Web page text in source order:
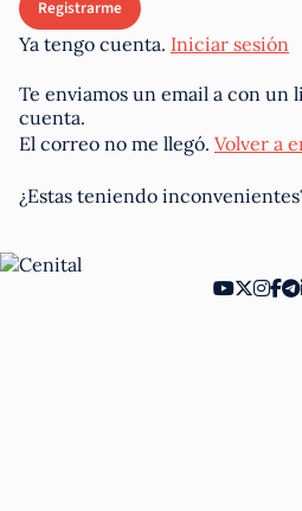
Ya tengo cuenta. Iniciar sesión
Te enviamos un email a con un
cuenta.
El correo no me llegó. Volver a
¿Estas teniendo